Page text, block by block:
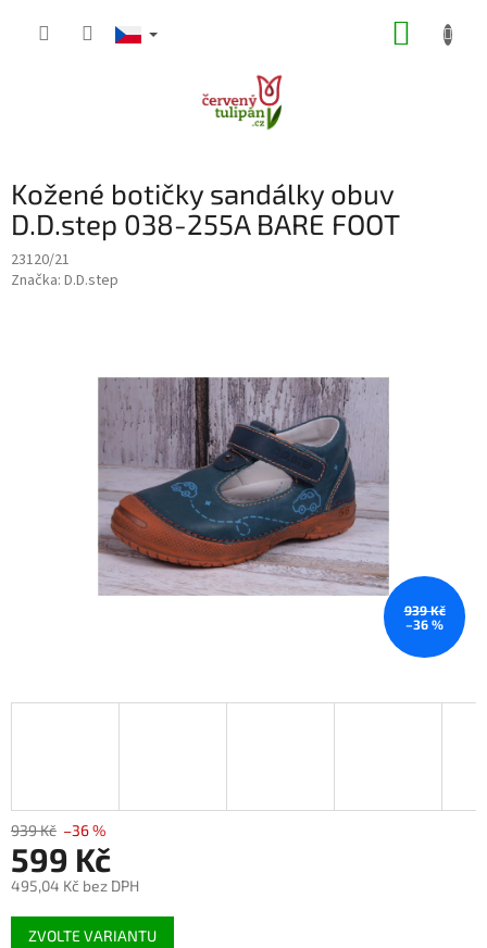
Kožené botičky sandálky obuv
D.D.step 038-255A BARE FOOT
23120/21
Značka: D.D.step
939 Kč
–36 %
939 Kč –36 %
599 Kč
495,04 Kč bez DPH
Měrná
cena:
ZVOLTE VARIANTU